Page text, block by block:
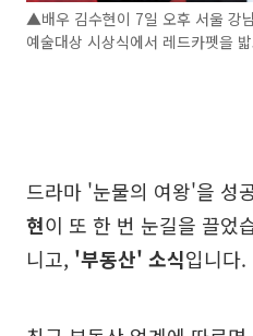
▲배우 김수현이 7일 오후 서울 강
예술대상 시상식에서 레드카펫을
드라마 '눈물의 여왕'을 성
현이 또 한 번 눈길을 끌었
니고, '부동산' 소식입니다.